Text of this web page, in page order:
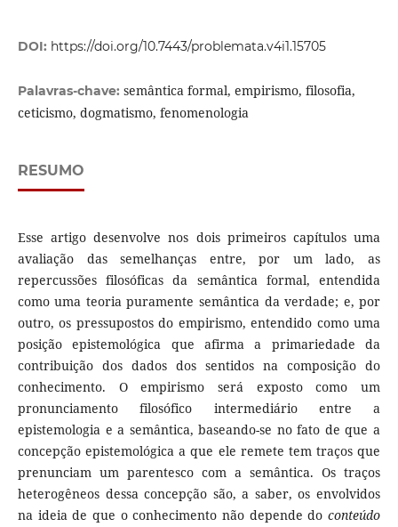
DOI: https://doi.org/10.7443/problemata.v4i1.15705
Palavras-chave: semântica formal, empirismo, filosofia,
ceticismo, dogmatismo, fenomenologia
RESUMO
Esse artigo desenvolve nos dois primeiros capítulos uma
avaliação das semelhanças entre, por um lado, as
repercussões filosóficas da semântica formal, entendida
como uma teoria puramente semântica da verdade; e, por
outro, os pressupostos do empirismo, entendido como uma
posição epistemológica que afirma a primariedade da
contribuição dos dados dos sentidos na composição do
conhecimento. O empirismo será exposto como um
pronunciamento filosófico intermediário entre a
epistemologia e a semântica, baseando-se no fato de que a
concepção epistemológica a que ele remete tem traços que
prenunciam um parentesco com a semântica. Os traços
heterogêneos dessa concepção são, a saber, os envolvidos
na ideia de que o conhecimento não depende doconteúdo